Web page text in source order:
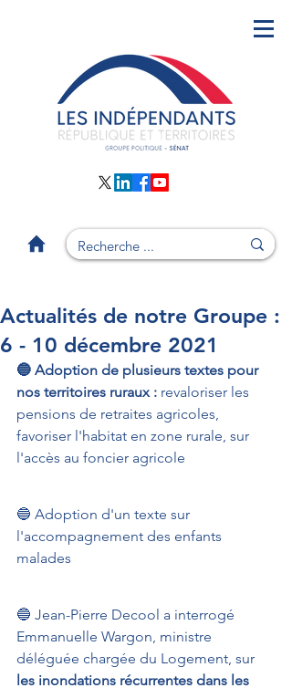
Actualités de notre Groupe :
6 - 10 décembre 2021
🔵 Adoption de plusieurs textes pour
nos territoires ruraux : revaloriser les
pensions de retraites agricoles,
favoriser l'habitat en zone rurale, sur
l'accès au foncier agricole
🔵 Adoption d'un texte sur
l'accompagnement des enfants
malades
🔵 Jean-Pierre Decool a interrogé
Emmanuelle Wargon, ministre
déléguée chargée du Logement, sur
les inondations récurrentes dans les